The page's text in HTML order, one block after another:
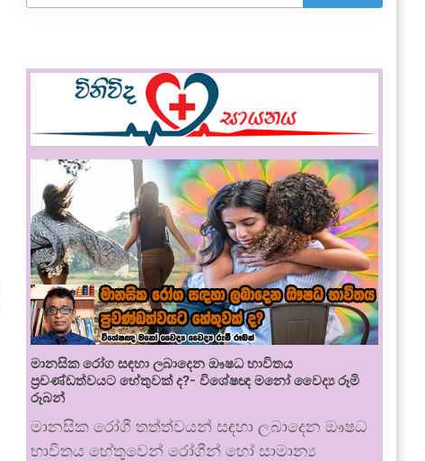
මානසික රෝග සඳහා ලබාදෙන ඖෂධ භාවිතය
ප්‍රචණ්ඩත්වයට හේතුවක් ද?- විශේෂඥ මනෝ වෛද්‍ය රූමි
රූබන්
මානසික රෝගී තත්ත්වයන් සඳහා ලබාදෙන ඖෂධ
භාවිතය හේතුවෙන් රෝගීන් හෝ සාමාන්‍ය